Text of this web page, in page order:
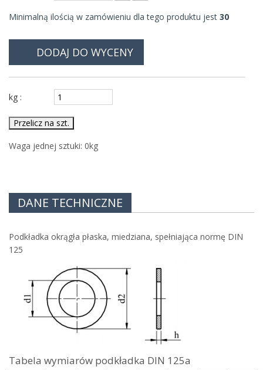
Minimalną ilością w zamówieniu dla tego produktu jest 30
DODAJ DO WYCENY
kg :
Przelicz na szt.
Waga jednej sztuki: 0kg
DANE TECHNICZNE
Podkładka okrągła płaska, miedziana, spełniająca normę DIN
125
Tabela wymiarów podkładka DIN 125a